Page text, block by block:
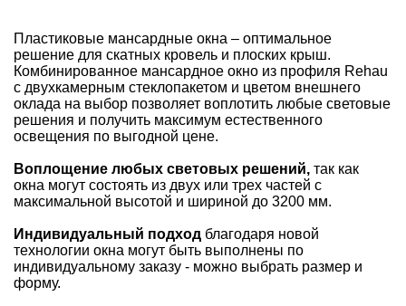
Пластиковые мансардные окна – оптимальное
решение для скатных кровель и плоских крыш.
Комбинированное мансардное окно из профиля Rehau
с двухкамерным стеклопакетом и цветом внешнего
оклада на выбор позволяет воплотить любые световые
решения и получить максимум естественного
освещения по выгодной цене.
Воплощение любых световых решений, так как
окна могут состоять из двух или трех частей с
максимальной высотой и шириной до 3200 мм.
Индивидуальный подход благодаря новой
технологии окна могут быть выполнены по
индивидуальному заказу - можно выбрать размер и
форму.